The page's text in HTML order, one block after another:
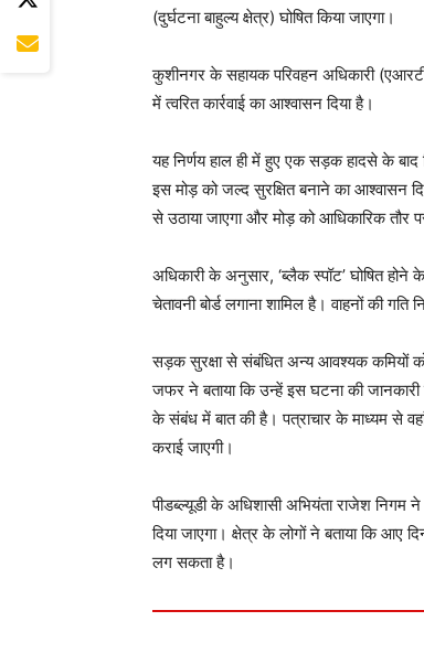
(दुर्घटना बाहुल्य क्षेत्र) घोषित किया जाएगा।
कुशीनगर के सहायक परिवहन अधिकारी
में त्वरित कार्रवाई का आश्वासन दिया है।
यह निर्णय हाल ही में हुए एक सड़क हादसे के बाद
इस मोड़ को जल्द सुरक्षित बनाने का आश्वासन
से उठाया जाएगा और मोड़ को आधिकारिक तौर
अधिकारी के अनुसार, ‘ब्लैक स्पॉट’ घोषित
चेतावनी बोर्ड लगाना शामिल है। वाहनों की
सड़क सुरक्षा से संबंधित अन्य आवश्यक कमियों
जफर ने बताया कि उन्हें इस घटना की
के संबंध में बात की है। पत्राचार के माध्यम से
कराई जाएगी।
पीडब्ल्यूडी के अधिशासी अभियंता राजेश निगम
दिया जाएगा। क्षेत्र के लोगों ने बताया कि आए
लग सकता है।